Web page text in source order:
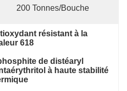
200 Tonnes/bouche
résistant à la
618
de distéaryl
à haute stabilité